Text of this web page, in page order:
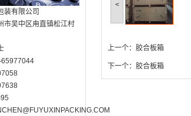
装有限公司
市吴中区甪直镇松江村
<
上一个： 胶合板箱
下一个： 胶合板箱